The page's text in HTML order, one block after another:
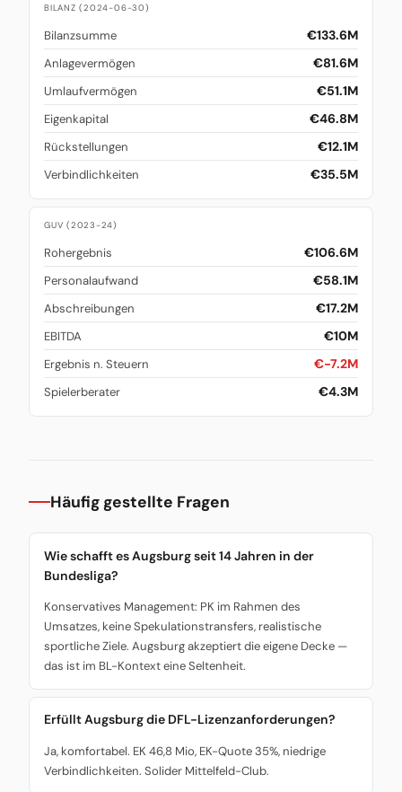
BILANZ (2024-06-30)
Bilanzsumme €133.6M
Anlagevermögen €81.6M
Umlaufvermögen €51.1M
Eigenkapital €46.8M
Rückstellungen €12.1M
Verbindlichkeiten €35.5M
GUV (2023-24)
Rohergebnis €106.6M
Personalaufwand €58.1M
Abschreibungen €17.2M
EBITDA €10M
Ergebnis n. Steuern €-7.2M
Spielerberater €4.3M
Häufig gestellte Fragen
Wie schafft es Augsburg seit 14 Jahren in der
Bundesliga?
Konservatives Management: PK im Rahmen des
Umsatzes, keine Spekulationstransfers, realistische
sportliche Ziele. Augsburg akzeptiert die eigene Decke —
das ist im BL-Kontext eine Seltenheit.
Erfüllt Augsburg die DFL-Lizenzanforderungen?
Ja, komfortabel. EK 46,8 Mio, EK-Quote 35%, niedrige
Verbindlichkeiten. Solider Mittelfeld-Club.